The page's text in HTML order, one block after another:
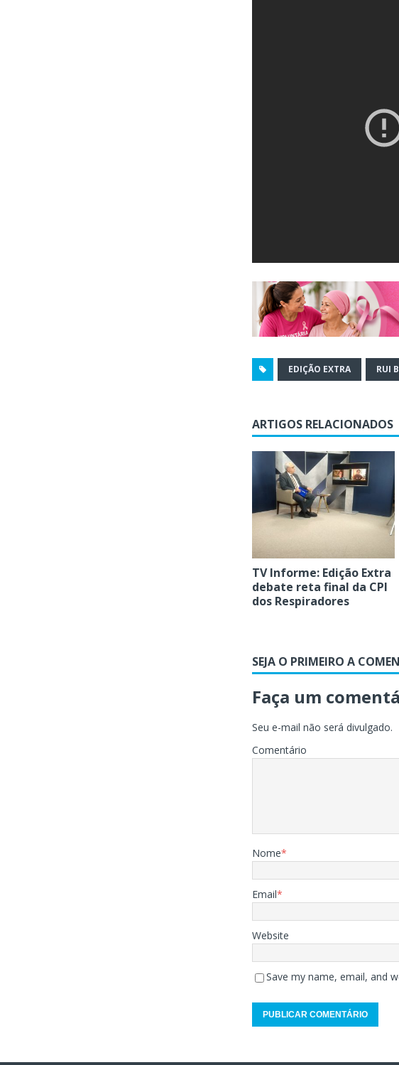
EDIÇÃO EXTRA RUI
ARTIGOS RELACIONADOS
TV Informe: Edição Extra
debate reta final da CPI
dos Respiradores
SEJA O PRIMEIRO A
Faça um
Seu e-mail não será divulgado.
Comentário
Nome*
Email*
Website
Save my name, email, and